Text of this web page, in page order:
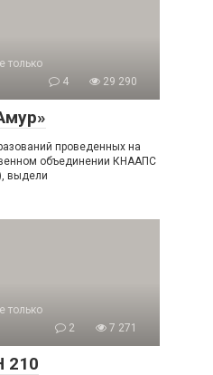
только
4
29 290
проведенных на
объединении КНААПС
выдели
только
2
7 271
210